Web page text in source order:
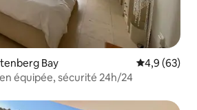
Bay Évaluation
4,9 (63)
équipée, sécurité 24h/24